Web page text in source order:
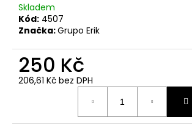
Skladem
Kód: 4507
Značka:Grupo Erik
250 Kč
206,61 Kč bez DPH
D
o
p
o
u